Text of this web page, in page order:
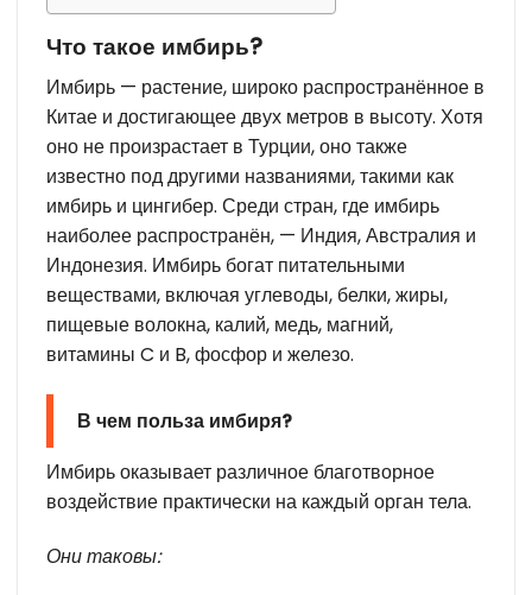
Что такое имбирь?
Имбирь — растение, широко распространённое в
Китае и достигающее двух метров в высоту. Хотя
оно не произрастает в Турции, оно также
известно под другими названиями, такими как
имбирь и цингибер. Среди стран, где имбирь
наиболее распространён, — Индия, Австралия и
Индонезия. Имбирь богат питательными
веществами, включая углеводы, белки, жиры,
пищевые волокна, калий, медь, магний,
витамины C и B, фосфор и железо.
В чем польза имбиря?
Имбирь оказывает различное благотворное
воздействие практически на каждый орган тела.
Они таковы: